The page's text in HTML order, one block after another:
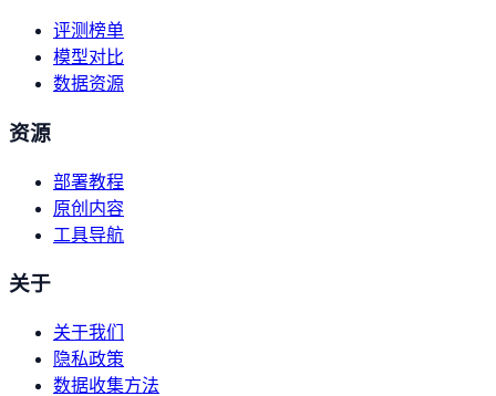
评测榜单
模型对比
数据资源
资源
部署教程
原创内容
工具导航
关于
关于我们
隐私政策
数据收集方法